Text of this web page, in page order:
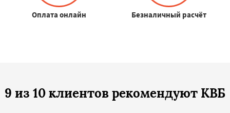
Оплата онлайн Безналичный расчёт
9 из 10 клиентов рекомендуют КВБ